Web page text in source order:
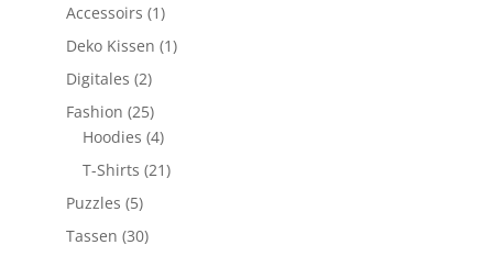
Produkte
Accessoirs 11
Produkt
Deko Kissen 11
Digitales 22
Produkte
Fashion 2525
Produkte
Hoodies 44
Produkte
T-Shirts 2121
Puzzles 55
Produkte
Tassen 3030